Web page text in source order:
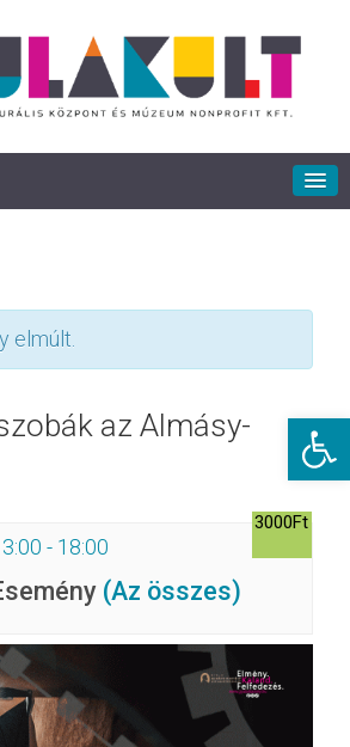
elmúlt.
az Almásy-
- 18:00
(Az összes)
3000Ft